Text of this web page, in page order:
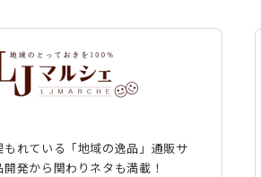
もれている「地域の逸品」通販サ
発から関わりネタも満載！